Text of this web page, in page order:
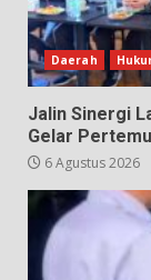
Daerah
Jalin Sinergi
Gelar
6 Agustus 2026